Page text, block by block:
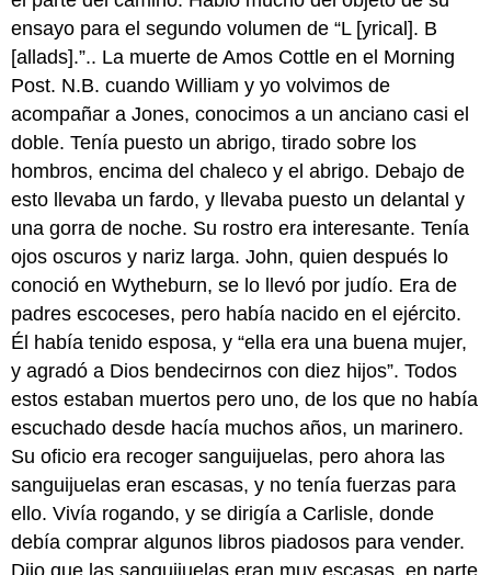
ensayo para el segundo volumen de “L [yrical]. B
[allads].”.. La muerte de Amos Cottle en el Morning
Post. N.B. cuando William y yo volvimos de
acompañar a Jones, conocimos a un anciano casi el
doble. Tenía puesto un abrigo, tirado sobre los
hombros, encima del chaleco y el abrigo. Debajo de
esto llevaba un fardo, y llevaba puesto un delantal y
una gorra de noche. Su rostro era interesante. Tenía
ojos oscuros y nariz larga. John, quien después lo
conoció en Wytheburn, se lo llevó por judío. Era de
padres escoceses, pero había nacido en el ejército.
Él había tenido esposa, y “ella era una buena mujer,
y agradó a Dios bendecirnos con diez hijos”. Todos
estos estaban muertos pero uno, de los que no había
escuchado desde hacía muchos años, un marinero.
Su oficio era recoger sanguijuelas, pero ahora las
sanguijuelas eran escasas, y no tenía fuerzas para
ello. Vivía rogando, y se dirigía a Carlisle, donde
debía comprar algunos libros piadosos para vender.
Dijo que las sanguijuelas eran muy escasas, en parte